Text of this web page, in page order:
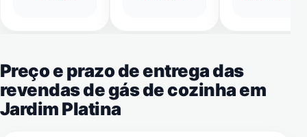
Preço e prazo de entrega das
revendas de gás de cozinha em
Jardim Platina